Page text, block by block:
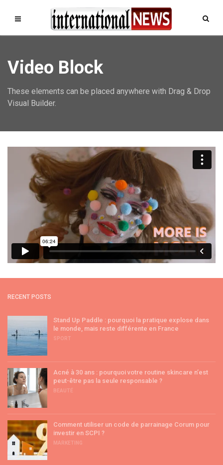
Video Block
These elements can be placed anywhere with Drag & Drop
Visual Builder.
RECENT POSTS
Stand Up Paddle : pourquoi la pratique explose dans
le monde, mais reste différente en France
SPORT
Acné à 30 ans : pourquoi votre routine skincare n’est
peut-être pas la seule responsable ?
BEAUTÉ
Comment utiliser un code de parrainage Corum pour
investir en SCPI ?
MARKETING